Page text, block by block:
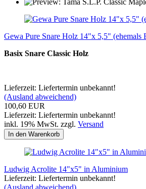
Gewa Pure Snare Holz 14"x 5,5"
Basix Snare Classic Holz
Lieferzeit: Liefertermin unbekannt!
(Ausland abweichend)
100,60 EUR
Lieferzeit: Liefertermin unbekannt!
inkl. 19% MwSt. zzgl. Versand
In den Warenkorb
Ludwig Acrolite 14"x5" in Aluminium
Lieferzeit: Liefertermin unbekannt!
(Ausland abweichend)